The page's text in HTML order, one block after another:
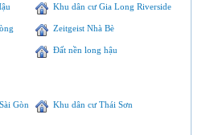
Khu dân cư Gia Long Riverside
Zeitgeist Nhà Bè
Đất nền long hậu
Gòn Khu dân cư Thái Sơn